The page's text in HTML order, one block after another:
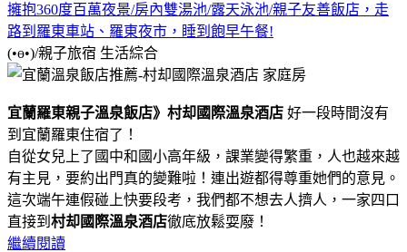
擁抱360度百萬夜景/房內雙湯池/露天泳池/親子友善飯店，走
路到羅東車站、羅東夜市，睡到飽早午餐!
(•ө•)/親子旅宿 生活綜合
宜蘭羅東親子溫泉飯店》村却國際溫泉酒店 好一段時間沒有
到宜蘭羅東住宿了！
自從女兒上了國中和國小高年級，課業變得繁重，人也越來越
有主見，要約出門真的變難啦！連出遊都得尊重她們的意見。
這次端午連假碰上快要段考，我們都不想去人擠人，一家四口
直接到 村却國際溫泉酒店徹底放鬆耍廢！
繼續閱讀